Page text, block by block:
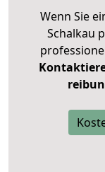
Wenn Sie
Schalkau